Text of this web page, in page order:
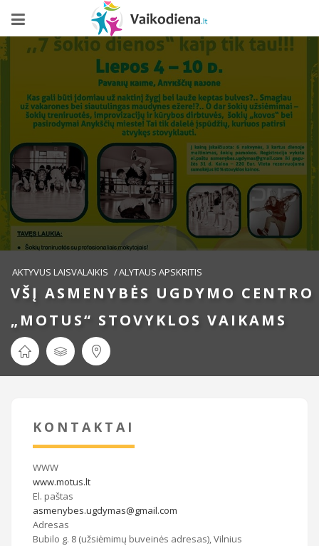
AKTYVUS LAISVALAIKIS /ALYTAUS APSKRITIS
VŠĮ ASMENYBĖS UGDYMO CENTRO
„MOTUS“ STOVYKLOS VAIKAMS
KONTAKTAI
WWW
www.motus.lt
El. paštas
asmenybes.ugdymas@gmail.com
Adresas
Bubilo g. 8 (užsiėmimų buveinės adresas), Vilnius